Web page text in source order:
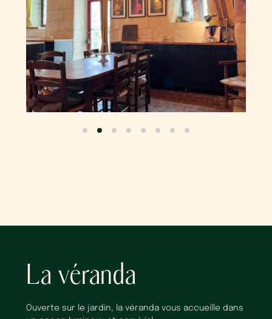
La véranda
Ouverte sur le jardin, la véranda vous accueille dans